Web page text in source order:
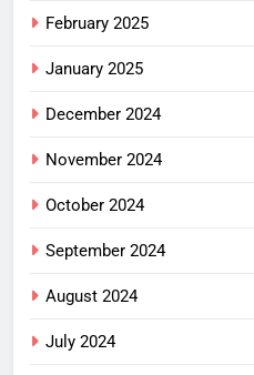
February 2025
January 2025
December 2024
November 2024
October 2024
September 2024
August 2024
July 2024